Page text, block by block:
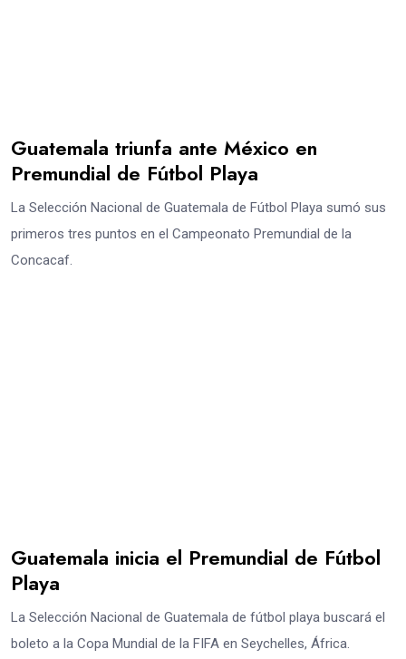
Guatemala triunfa ante México en
Premundial de Fútbol Playa
La Selección Nacional de Guatemala de Fútbol Playa sumó sus
primeros tres puntos en el Campeonato Premundial de la
Concacaf.
Guatemala inicia el Premundial de Fútbol
Playa
La Selección Nacional de Guatemala de fútbol playa buscará el
boleto a la Copa Mundial de la FIFA en Seychelles, África.